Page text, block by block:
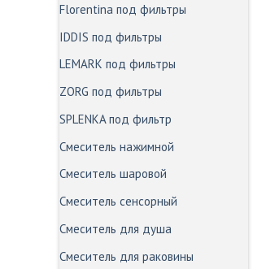
Florentina под фильтры
IDDIS под фильтры
LEMARK под фильтры
ZORG под фильтры
SPLENKA под фильтр
Смеситель нажимной
Смеситель шаровой
Смеситель сенсорный
Смеситель для душа
Смеситель для раковины